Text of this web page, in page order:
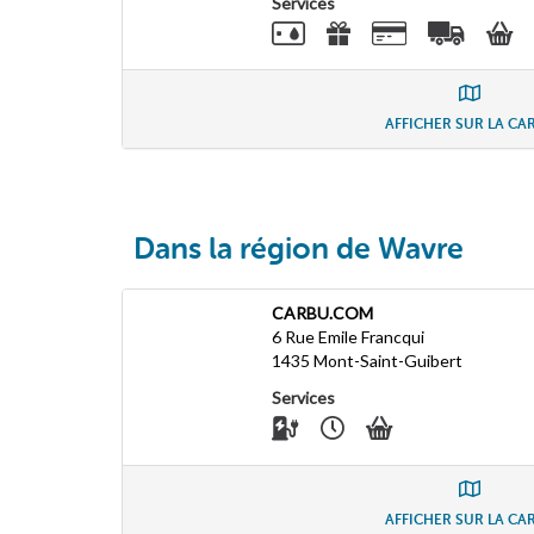
AFFICHER SUR LA
Dans la région de Wavre
CARBU.COM
6 Rue Emile Francqui
1435 Mont-Saint-Guibert
Services
AFFICHER SUR LA